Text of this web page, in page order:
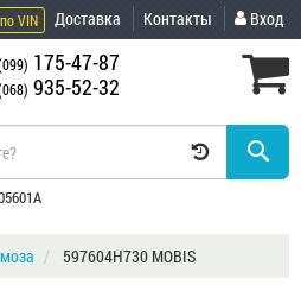
VIN Доставка Контакты Вход
175-47-87
935-52-32
597604H730 MOBIS